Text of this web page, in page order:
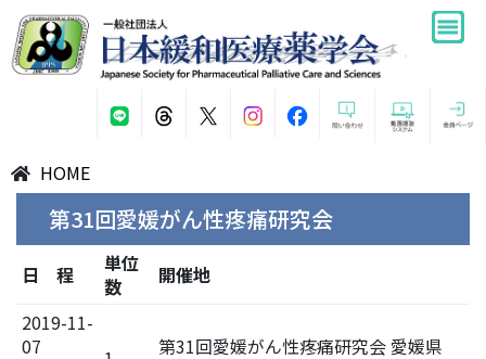
HOME
第31回愛媛がん性疼痛研究会
日 程
単位
数
開催地
2019-11-
07
第31回愛媛がん性疼痛研究会 愛媛県